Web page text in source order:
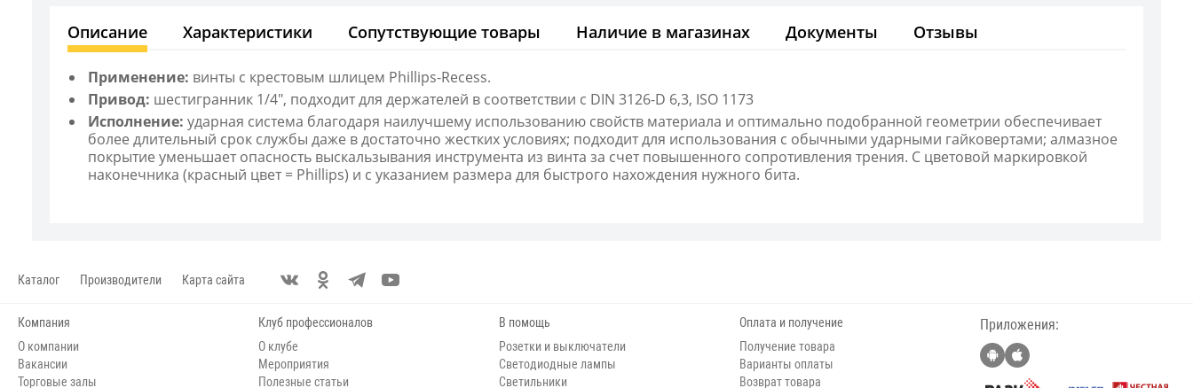
Описание Характеристики Сопутствующие товары Наличие в магазинах Документы Отзывы
Применение: винты с крестовым шлицем Phillips-Recess.
Привод: шестигранник 1/4", подходит для держателей в соответствии с DIN 3126-D 6,3, ISO 1173
Исполнение: ударная система благодаря наилучшему использованию свойств материала и оптимально подобранной геометрии обеспечивает
более длительный срок службы даже в достаточно жестких условиях; подходит для использования с обычными ударными гайковертами; алмазное
покрытие уменьшает опасность выскальзывания инструмента из винта за счет повышенного сопротивления трения. С цветовой маркировкой
наконечника (красный цвет = Phillips) и с указанием размера для быстрого нахождения нужного бита.
Каталог Производители Карта сайта
Компания
О компании
Вакансии
Торговые залы
Клуб профессионалов
О клубе
Мероприятия
Полезные статьи
В помощь
Розетки и выключатели
Светодиодные лампы
Светильники
Оплата и получение
Получение товара
Варианты оплаты
Возврат товара
Приложения: